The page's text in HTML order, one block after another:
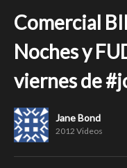
Comercial
Noches y
viernes de
Jane Bond
2012 Videos